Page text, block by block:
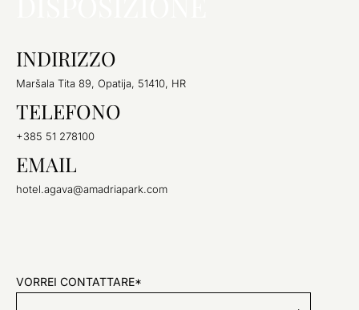
INDIRIZZO
Maršala Tita 89, Opatija, 51410, HR
TELEFONO
+385 51 278100
EMAIL
hotel.agava@amadriapark.com
VORREI CONTATTARE*